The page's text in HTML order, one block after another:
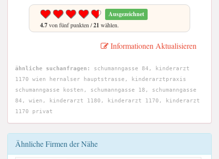
Ausgezeichnet
4.7von fünf punkten /21 wählen.
Informationen Aktualisieren
ähnliche suchanfragen:
schumanngasse 84, kinderarzt
1170 wien hernalser hauptstrasse, kinderarztpraxis
schumanngasse kosten, schumanngasse 18, schumanngasse
84, wien, kinderarzt 1180, kinderarzt 1170, kinderarzt
1170 privat
Ähnliche Firmen der Nähe